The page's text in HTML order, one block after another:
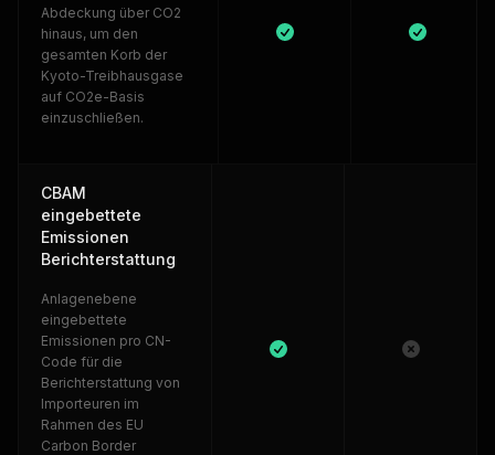
Abdeckung über CO2
hinaus, um den
gesamten Korb der
Kyoto-Treibhausgase
auf CO2e-Basis
einzuschließen.
CBAM
eingebettete
Emissionen
Berichterstattung
Anlagenebene
eingebettete
Emissionen pro CN-
Code für die
Berichterstattung von
Importeuren im
Rahmen des EU
Carbon Border